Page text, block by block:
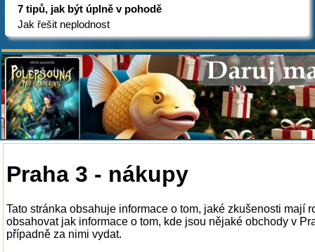
7 tipů, jak být úplně v pohodě
Jak řešit neplodnost
Praha 3 - nákupy
Tato stránka obsahuje informace o tom, jaké zkušenosti mají
obsahovat jak informace o tom, kde jsou nějaké obchody v
případně za nimi vydat.